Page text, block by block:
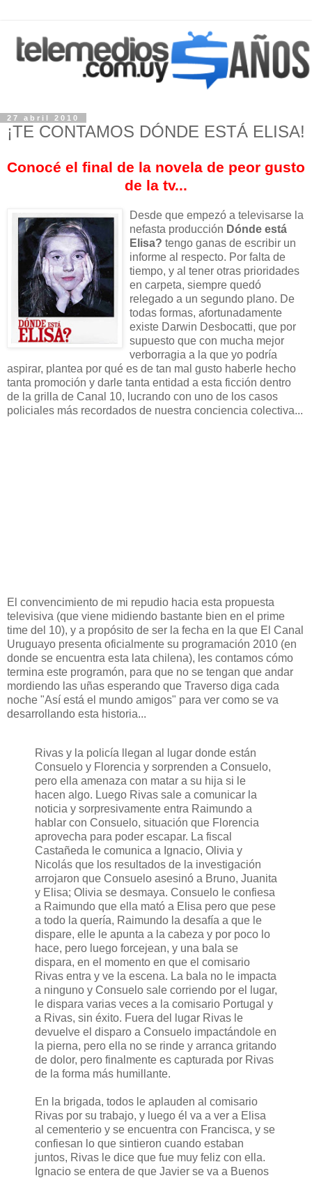
27 abril 2010
¡TE CONTAMOS DÓNDE ESTÁ ELISA!
Conocé el final de la novela de peor gusto
de la tv...
Desde que empezó a televisarse la
nefasta producción Dónde está
Elisa? tengo ganas de escribir un
informe al respecto. Por falta de
tiempo, y al tener otras prioridades
en carpeta, siempre quedó
relegado a un segundo plano. De
todas formas, afortunadamente
existe Darwin Desbocatti, que por
supuesto que con mucha mejor
verborragia a la que yo podría
aspirar, plantea por qué es de tan mal gusto haberle hecho
tanta promoción y darle tanta entidad a esta ficción dentro
de la grilla de Canal 10, lucrando con uno de los casos
policiales más recordados de nuestra conciencia colectiva...
El convencimiento de mi repudio hacia esta propuesta
televisiva (que viene midiendo bastante bien en el prime
time del 10), y a propósito de ser la fecha en la que El Canal
Uruguayo presenta oficialmente su programación 2010 (en
donde se encuentra esta lata chilena), les contamos cómo
termina este programón, para que no se tengan que andar
mordiendo las uñas esperando que Traverso diga cada
noche "Así está el mundo amigos" para ver como se va
desarrollando esta historia...
Rivas y la policía llegan al lugar donde están
Consuelo y Florencia y sorprenden a Consuelo,
pero ella amenaza con matar a su hija si le
hacen algo. Luego Rivas sale a comunicar la
noticia y sorpresivamente entra Raimundo a
hablar con Consuelo, situación que Florencia
aprovecha para poder escapar. La fiscal
Castañeda le comunica a Ignacio, Olivia y
Nicolás que los resultados de la investigación
arrojaron que Consuelo asesinó a Bruno, Juanita
y Elisa; Olivia se desmaya. Consuelo le confiesa
a Raimundo que ella mató a Elisa pero que pese
a todo la quería, Raimundo la desafía a que le
dispare, elle le apunta a la cabeza y por poco lo
hace, pero luego forcejean, y una bala se
dispara, en el momento en que el comisario
Rivas entra y ve la escena. La bala no le impacta
a ninguno y Consuelo sale corriendo por el lugar,
le dispara varias veces a la comisario Portugal y
a Rivas, sin éxito. Fuera del lugar Rivas le
devuelve el disparo a Consuelo impactándole en
la pierna, pero ella no se rinde y arranca gritando
de dolor, pero finalmente es capturada por Rivas
de la forma más humillante.
En la brigada, todos le aplauden al comisario
Rivas por su trabajo, y luego él va a ver a Elisa
al cementerio y se encuentra con Francisca, y se
confiesan lo que sintieron cuando estaban
juntos, Rivas le dice que fue muy feliz con ella.
Ignacio se entera de que Javier se va a Buenos